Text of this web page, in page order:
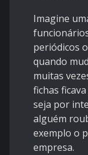
Imagine
periódicos
quando
muitas
fichas
seja por
alguém
exemplo o
empresa.